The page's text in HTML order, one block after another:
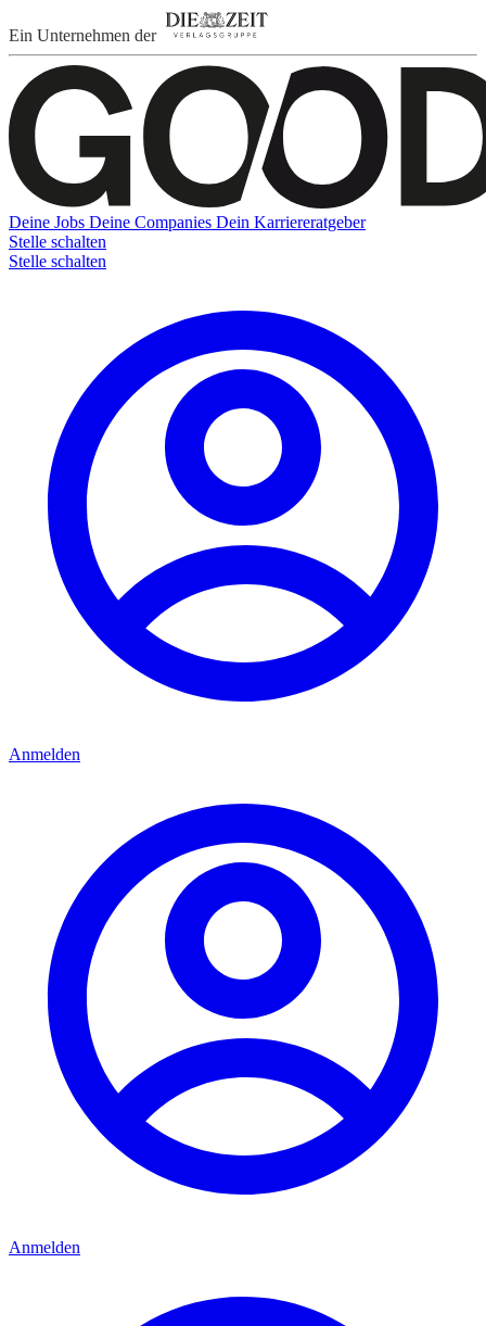
Ein Unternehmen der
Deine Jobs Deine Companies Dein Karriereratgeber
Stelle schalten
Stelle schalten
Anmelden
Anmelden